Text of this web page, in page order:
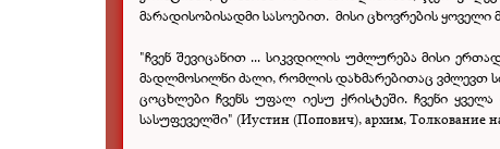
მარადისობისადმი სასოებით. მისი ცხოვრების
"ჩვენ შევიცანით ... სიკვდილის უძლურება მისი
მადლმოსილნი ძალი, რომლის დახმარებითაც ვძლევთ
ცოცხლები ჩვენს უფალ იესუ ქრისტეში. ჩვენი
სასუფეველში" (Иустин (Попович), архим, Толкование